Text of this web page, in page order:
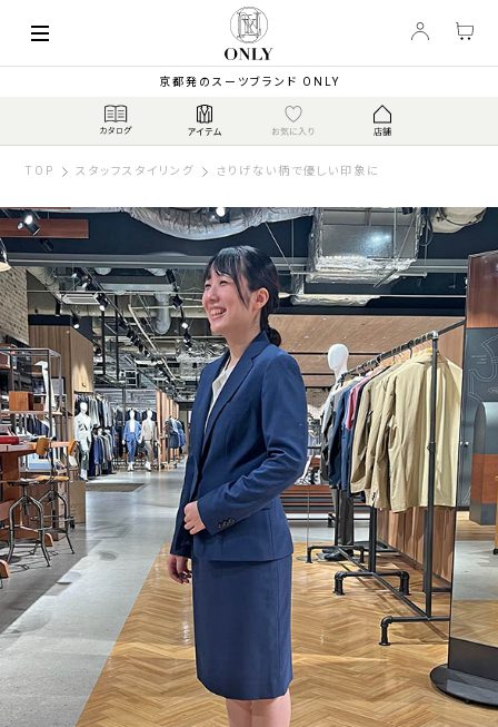
京都発のスーツブランド ONLY
TOP スタッフスタイリング さりげない柄で優しい印象に